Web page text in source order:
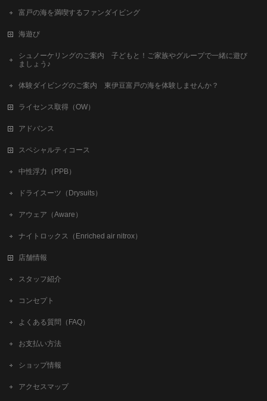
富戸の海を満喫するファンダイビング
海遊び
シュノーケリングのご案内 子どもと！ご家族やグループで一緒に遊び
ましょう♪
体験ダイビングのご案内 東伊豆富戸の海を体験しませんか？
ライセンス取得（OW）
アドバンス
スペシャルティコース
中性浮力（PPB）
ドライスーツ（Drysuits）
アウェア（Aware）
ナイトロックス（Enriched air nitrox）
店舗情報
スタッフ紹介
コンセプト
よくある質問（FAQ）
お支払い方法
ショップ情報
アクセスマップ